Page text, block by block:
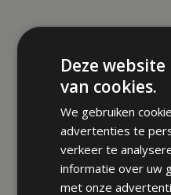
Deze
van cookies.
We gebruiken
advertenties te
verkeer te
informatie over uw
met onze